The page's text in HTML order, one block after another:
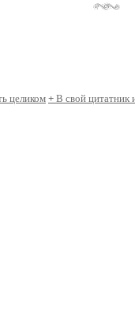
целиком+ В свой цитатник